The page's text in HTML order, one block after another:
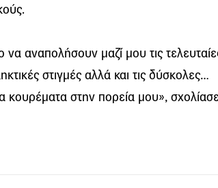
αναπολήσουν μαζί μου τις
στιγμές αλλά και τις δύσκολες…
κουρέματα στην πορεία μου»,